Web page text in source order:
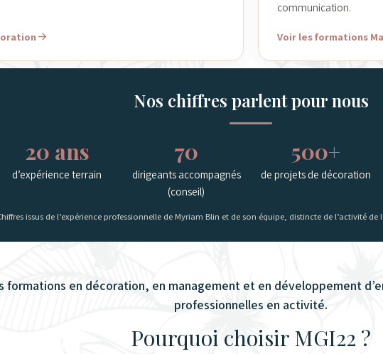
communication.
Voir les formations
Nos chiffres parlent pour nous
20 ans
d’expérience terrain
70
dirigeants accompagnés
(conseil)
500+
de projets de décoration
issus de l’expérience professionnelle de Myriam Blin et de son équipe, distincte de l’activité
formations en décoration, en management et en développement
professionnelles en activité.
Pourquoi choisir MGI22 ?